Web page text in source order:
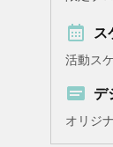
ス
活動ス
デ
オリジ